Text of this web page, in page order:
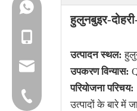
हुलुनबुइर-
उत्पादन स्थल:
उपकरण विन्यास:
परियोजना
उत्पादों के बारे में
+86-18150503129
group@qunfeng.com